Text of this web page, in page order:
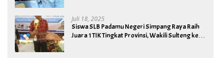
Juli 18, 2025
Siswa SLB Padamu Negeri Simpang Raya Raih
Juara 1 TIK Tingkat Provinsi, Wakili Sulteng ke